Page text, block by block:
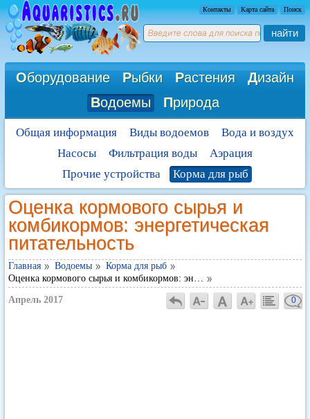
Контакты Карта сайта Поиск
найти
Оборудование Рыбки Растения Дизайн
Водоемы Природа
Общая информация Виды водоемов
Вода и воздух
Насосы
Фильтрация воды
Аэрация
Прочие устройства
Корма для рыб
Оценка кормового сырья и
комбикормов: энергетическая
питательность
Главная Водоемы
Корма для рыб
Оценка кормового сырья и комбикормов: эн…
Апрель 2017 0